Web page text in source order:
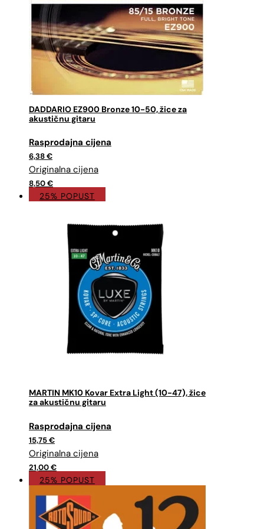
DADDARIO EZ900 Bronze 10-50, žice za
akustičnu gitaru
8,50€
Izvorna
cijena
bila
je:
8,50 €.
6,38€
Trenutna
cijena
je:
6,38 €.
25% POPUST
MARTIN MK10 Kovar Extra Light (10-47), žice
za akustičnu gitaru
21,00€
Izvorna
cijena
bila
je:
21,00 €.
15,75€
Trenutna
cijena
je:
15,75 €.
25% POPUST